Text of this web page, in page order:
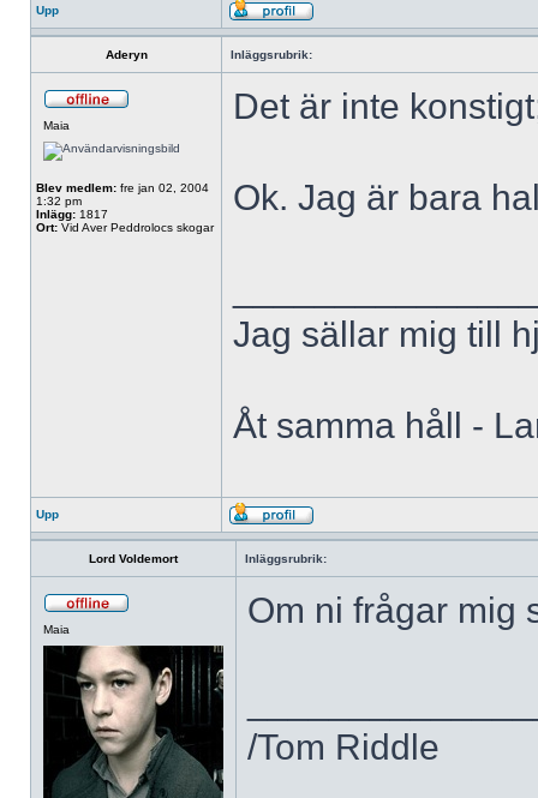
Upp
Aderyn Inläggsrubrik:
Maia
Blev medlem: fre jan 02, 2004
1:32 pm
Inlägg: 1817
Ort: Vid Aver Peddrolocs skogar
Det är inte
Ok. Jag är bara
Jag sällar mig till
Åt samma håll -
Upp
Lord Voldemort Inläggsrubrik:
Maia Om ni frågar mig
/Tom Riddle